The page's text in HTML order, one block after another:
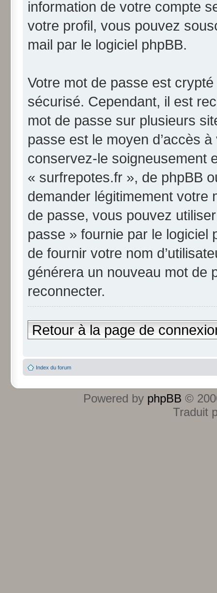
information de votre compte
votre profil, vous pouvez
mail par le logiciel phpBB.
Votre mot de passe est
sécurisé. Cependant, il est
mot de passe sur plusieurs
passe est le moyen d’accès
conservez-le soigneusement
« surfrepotes.fr », de phpBB
demander légitimement votre
de passe, vous pouvez
passe » fournie par le logiciel
de fournir votre nom
générera un nouveau mot de
reconnecter.
Retour à la page de
Index du forum
Powered by phpBB ©
Traduit